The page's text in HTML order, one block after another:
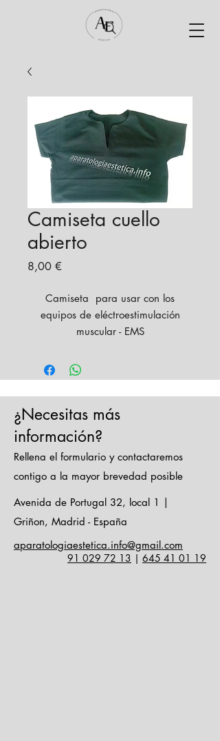
Camiseta cuello
abierto
8,00 €
Camiseta para usar con los
equipos de eléctroestimulación
muscular - EMS
\n100% Algodón
\nPrecio: 8€ + iva
¿Necesitas más
información?
Rellena el formulario y contactaremos
contigo a la mayor brevedad posible
Avenida de Portugal 32, local 1 |
Griñon, Madrid - España
aparatologiaestetica.info@gmail.com
91 029 72 13 | 645 41 01 19